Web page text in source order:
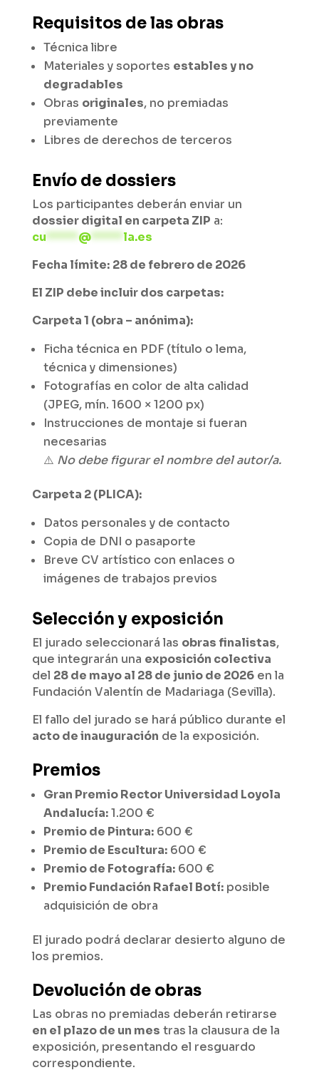
Requisitos de las obras
Técnica libre
Materiales y soportes estables y no
degradables
Obras originales, no premiadas
previamente
Libres de derechos de terceros
Envío de dossiers
Los participantes deberán enviar un
dossier digital en carpeta ZIP a:
cu*****@*****la.es
Fecha límite: 28 de febrero de 2026
El ZIP debe incluir dos carpetas:
Carpeta 1 (obra – anónima):
Ficha técnica en PDF (título o lema,
técnica y dimensiones)
Fotografías en color de alta calidad
(JPEG, mín. 1600 × 1200 px)
Instrucciones de montaje si fueran
necesarias
⚠️ No debe figurar el nombre del autor/a.
Carpeta 2 (PLICA):
Datos personales y de contacto
Copia de DNI o pasaporte
Breve CV artístico con enlaces o
imágenes de trabajos previos
Selección y exposición
El jurado seleccionará las obras finalistas,
que integrarán una exposición colectiva
del 28 de mayo al 28 de junio de 2026en la
Fundación Valentín de Madariaga (Sevilla).
El fallo del jurado se hará público durante el
acto de inauguración de la exposición.
Premios
Gran Premio Rector Universidad Loyola
Andalucía:1.200 €
Premio de Pintura:600 €
Premio de Escultura:600 €
Premio de Fotografía:600 €
Premio Fundación Rafael Botí:posible
adquisición de obra
El jurado podrá declarar desierto alguno de
los premios.
Devolución de obras
Las obras no premiadas deberán retirarse
en el plazo de un mes tras la clausura de la
exposición, presentando el resguardo
correspondiente.